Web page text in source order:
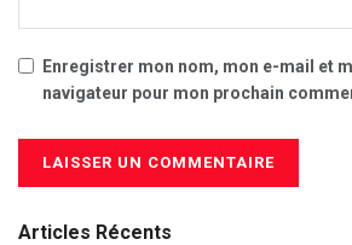
Enregistrer mon nom, mon e-mail et
navigateur pour mon prochain
Articles Récents